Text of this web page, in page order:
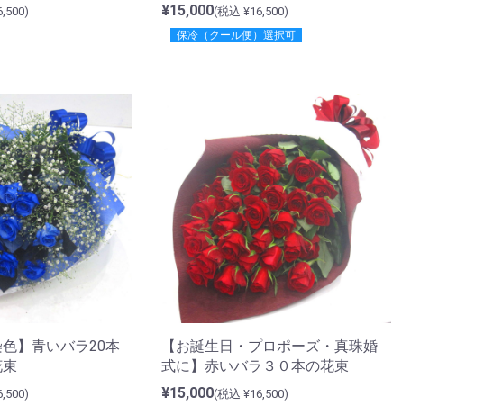
¥15,000(税込 ¥16,500)
保冷（クール便）選択可
色】青いバラ20本
【お誕生日・プロポーズ・真珠婚
式に】赤いバラ３０本の花束
¥15,000(税込 ¥16,500)